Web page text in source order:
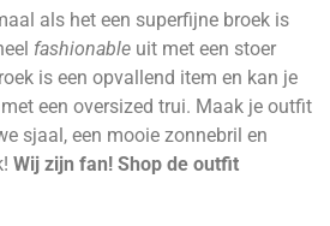
als het een superfijne broek is
fashionable uit met een stoer
is een opvallend item en kan je
een oversized trui. Maak je outfit
sjaal, een mooie zonnebril en
Wij zijn fan! Shop de outfit